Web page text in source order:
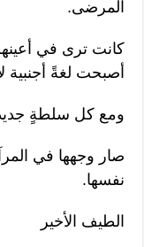
المرضى.
كانت ترى في
أصبحت لغةً أجنبية
ومع كل سلطةٍ
صار وجهها في
نفسها.
الطيف الأخير